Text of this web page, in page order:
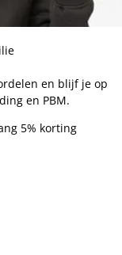
en blijf je op
en PBM.
5% korting